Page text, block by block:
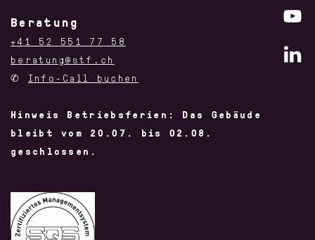
Beratung
+41 52 551 77 58
beratung@stf.ch
✆ Info-Call buchen
Hinweis Betriebsferien: Das Gebäude
bleibt vom 20.07. bis 02.08.
geschlossen.